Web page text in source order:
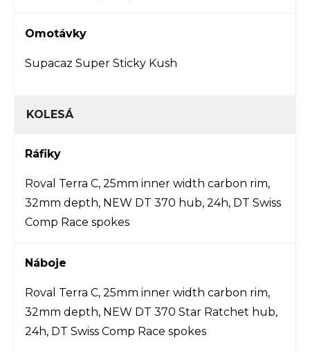
Omotávky
Supacaz Super Sticky Kush
KOLESÁ
Ráfiky
Roval Terra C, 25mm inner width carbon rim,
32mm depth, NEW DT 370 hub, 24h, DT Swiss
Comp Race spokes
Náboje
Roval Terra C, 25mm inner width carbon rim,
32mm depth, NEW DT 370 Star Ratchet hub,
24h, DT Swiss Comp Race spokes